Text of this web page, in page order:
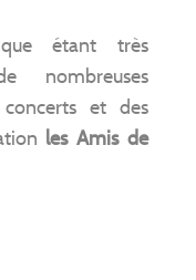
étant très
nombreuses
et des
les Amis de